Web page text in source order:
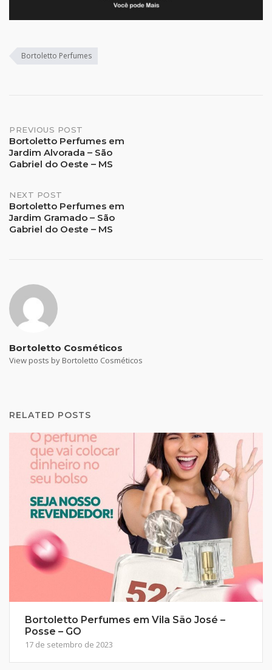
Bortoletto Perfumes
Post
navigation
PREVIOUS POST
Bortoletto Perfumes em
Jardim Alvorada – São
Gabriel do Oeste – MS
NEXT POST
Bortoletto Perfumes em
Jardim Gramado – São
Gabriel do Oeste – MS
Bortoletto Cosméticos
View posts by Bortoletto Cosméticos
RELATED POSTS
Bortoletto Perfumes em Vila São José –
Posse – GO
17 de setembro de 2023